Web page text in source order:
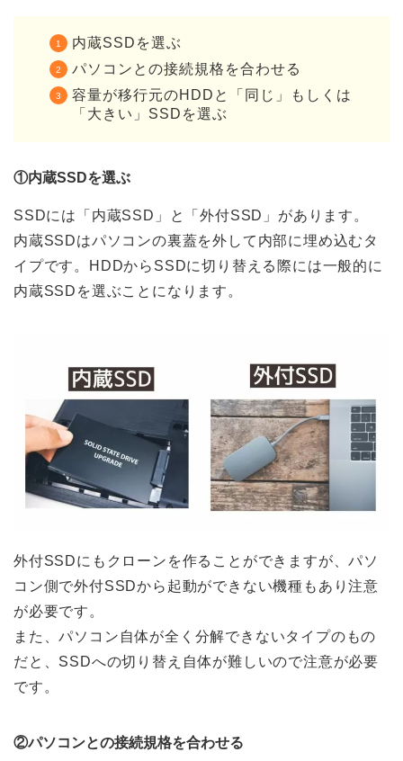
内蔵SSDを選ぶ
パソコンとの接続規格を合わせる
容量が移行元のHDDと「同じ」もしくは
「大きい」SSDを選ぶ
①内蔵SSDを選ぶ
SSDには「内蔵SSD」と「外付SSD」があります。
内蔵SSDはパソコンの裏蓋を外して内部に埋め込むタ
イプです。HDDからSSDに切り替える際には一般的に
内蔵SSDを選ぶことになります。
外付SSDにもクローンを作ることができますが、パソ
コン側で外付SSDから起動ができない機種もあり注意
が必要です。
また、パソコン自体が全く分解できないタイプのもの
だと、SSDへの切り替え自体が難しいので注意が必要
です。
②パソコンとの接続規格を合わせる